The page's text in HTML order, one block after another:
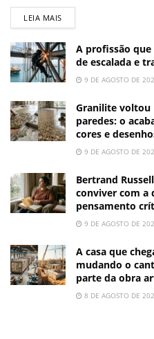
LEIA MAIS
A profissão
de escalada e
9 DE AGOSTO DE
Granilite voltou
paredes: o
cores e
9 DE AGOSTO DE
Bertrand
conviver com a
pensamento
9 DE AGOSTO DE
A casa que
mudando o
parte da obra
8 DE AGOSTO DE